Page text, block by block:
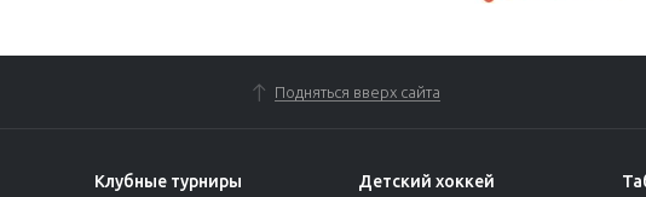
Подняться вверх сайта
Клубные турниры Детский хоккей